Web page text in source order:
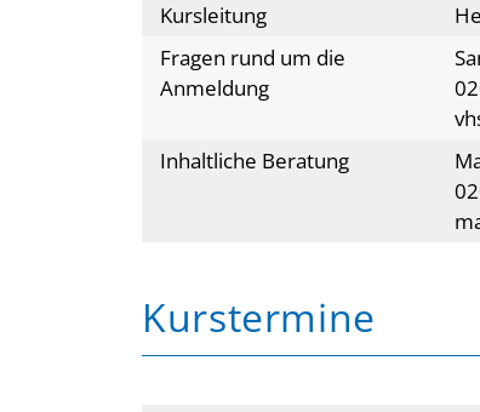
Kursleitung
Fragen rund um die
Anmeldung
Inhaltliche Beratung
Kurstermine